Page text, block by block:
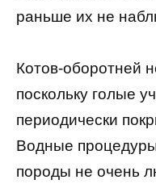
раньше их не
Котов-оборотней
поскольку голые
периодически
Водные
породы не очень